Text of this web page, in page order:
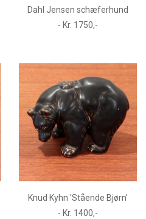
Dahl Jensen schæferhund
- Kr. 1750,-
Knud Kyhn 'Stående Bjørn'
- Kr. 1400,-